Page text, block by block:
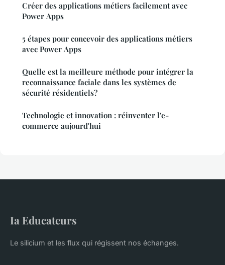
Créer des applications métiers facilement avec
Power Apps
5 étapes pour concevoir des applications métiers
avec Power Apps
Quelle est la meilleure méthode pour intégrer la
reconnaissance faciale dans les systèmes de
sécurité résidentiels?
Technologie et innovation : réinventer l'e-
commerce aujourd'hui
Ia Educateurs
Le silicium et les flux qui régissent nos échanges.